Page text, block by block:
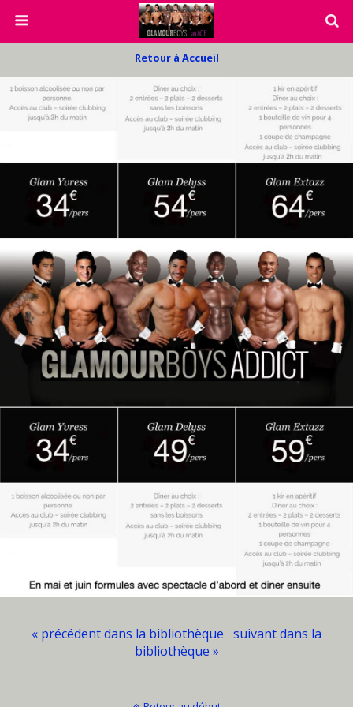
Retour à Accueil
« précédent dans la bibliothèque suivant dans la
bibliothèque »